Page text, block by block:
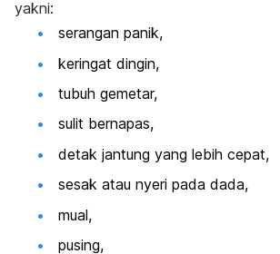
yakni:
serangan panik,
keringat dingin,
tubuh gemetar,
sulit bernapas,
detak jantung yang lebih cepat,
sesak atau nyeri pada dada,
mual,
pusing,